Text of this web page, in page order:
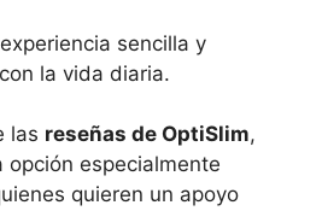
sencilla y
la vida diaria.
las reseñas de OptiSlim,
opción especialmente
quieren un apoyo